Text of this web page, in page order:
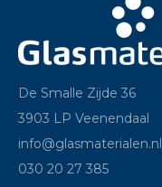
De Smalle Zijde 36
3903 LP Veenendaal
info@glasmaterialen.nl
030 20 27 385